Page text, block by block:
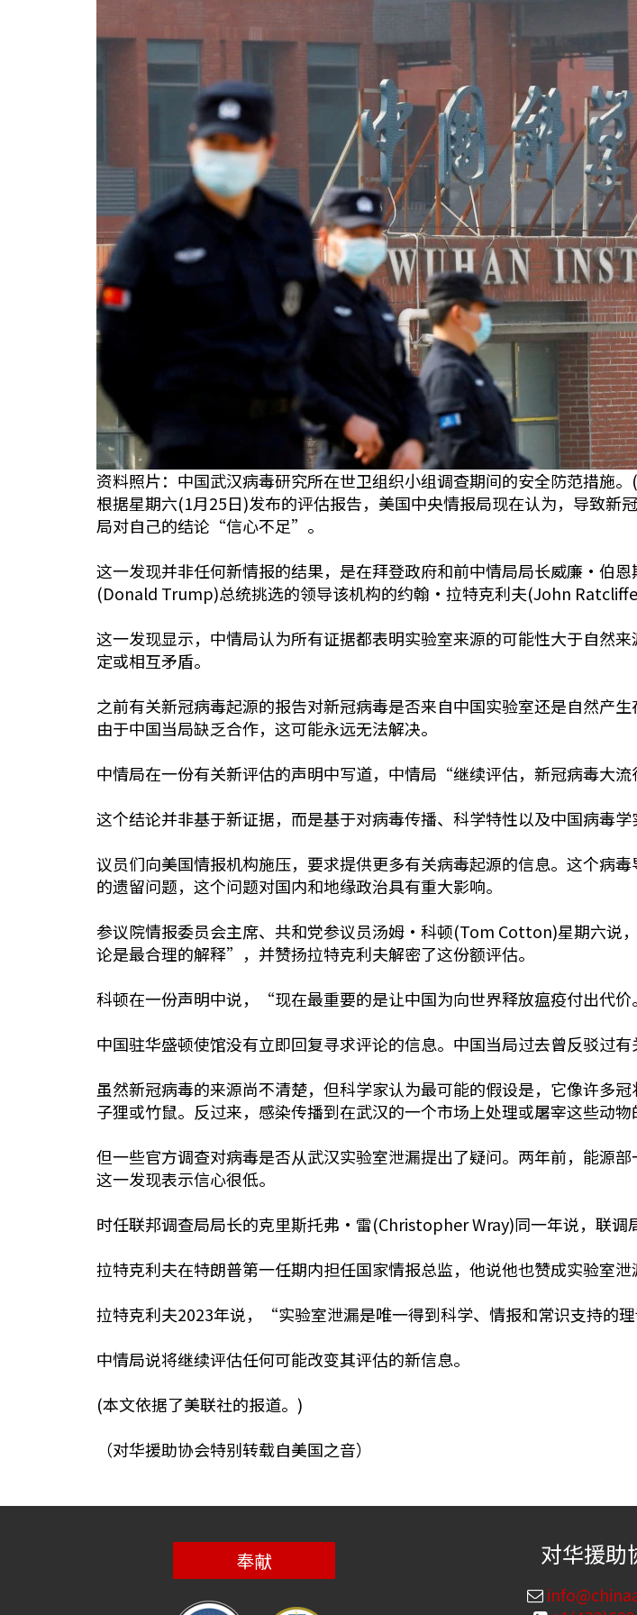
资料照片：中国武汉病毒研究所在世卫组织小组调查期间的安全防范措施
根据星期六(1月25日)发布的评估报告，美国中央情报局现在认为，导致
局对自己的结论“信心不足”。
这一发现并非任何新情报的结果，是在拜登政府和前中情局局长威廉·伯
(Donald Trump)总统挑选的领导该机构的约翰·拉特克利夫(John
这一发现显示，中情局认为所有证据都表明实验室来源的可能性大于自然
定或相互矛盾。
之前有关新冠病毒起源的报告对新冠病毒是否来自中国实验室还是自然产
由于中国当局缺乏合作，这可能永远无法解决。
中情局在一份有关新评估的声明中写道，中情局“继续评估，新冠病毒大
这个结论并非基于新证据，而是基于对病毒传播、科学特性以及中国病毒学
议员们向美国情报机构施压，要求提供更多有关病毒起源的信息。这个病
的遗留问题，这个问题对国内和地缘政治具有重大影响。
参议院情报委员会主席、共和党参议员汤姆·科顿(Tom Cotton)星期六说
论是最合理的解释”，并赞扬拉特克利夫解密了这份额评估。
科顿在一份声明中说，“现在最重要的是让中国为向世界释放瘟疫付出代价
中国驻华盛顿使馆没有立即回复寻求评论的信息。中国当局过去曾反驳过
虽然新冠病毒的来源尚不清楚，但科学家认为最可能的假设是，它像许多
子狸或竹鼠。反过来，感染传播到在武汉的一个市场上处理或屠宰这些动
但一些官方调查对病毒是否从武汉实验室泄漏提出了疑问。两年前，能源
这一发现表示信心很低。
时任联邦调查局局长的克里斯托弗·雷(Christopher Wray)同一年说，联
拉特克利夫在特朗普第一任期内担任国家情报总监，他说他也赞成实验室泄
拉特克利夫2023年说，“实验室泄漏是唯一得到科学、情报和常识支持的理
中情局说将继续评估任何可能改变其评估的新信息。
(本文依据了美联社的报道。)
（对华援助协会特别转载自美国之音）
奉献 对华援助